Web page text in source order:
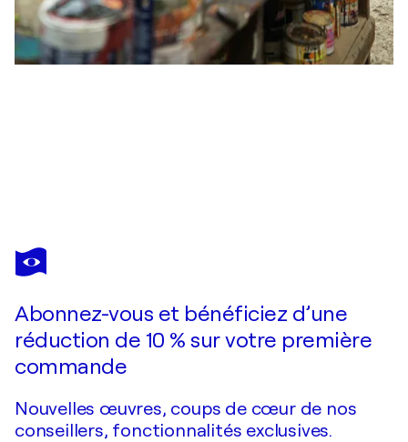
KRISTIN KOSSI
Follow your dreams
Abonnez-vous et bénéficiez d’une
réduction de 10 % sur votre première
commande
Nouvelles œuvres, coups de cœur de nos
conseillers, fonctionnalités exclusives.